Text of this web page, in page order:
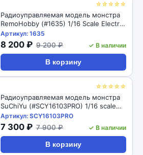
☆☆☆☆☆
Радиоуправляемая модель монстра
RemoHobby (#1635) 1/16 Scale Electric
4WD 2.4GHZ RC Off-Road Brushless
Monster Truck
Артикул: 1635
8 200 ₽ 9 200 ₽ ✓ В наличии
В корзину
☆☆☆☆☆
Радиоуправляемая модель монстра
SuChiYu (#SCY16103PRO) 1/16 scale
2,4Ghz 4WD off-road brushless rc
baggy
Артикул: SCY16103PRO
7 300 ₽ 7 900 ₽ ✓ В наличии
В корзину